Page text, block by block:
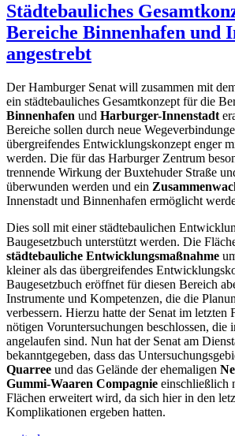
Städtebauliches
Bereiche Binnenhafen und
angestrebt
Der Hamburger Senat will zusammen mit
ein städtebauliches Gesamtkonzept für die
Binnenhafen und Harburger-Innenstadt
Bereiche sollen durch neue
übergreifendes Entwicklungskonzept enger
werden. Die für das Harburger Zentrum
trennende Wirkung der Buxtehuder Straße
überwunden werden und ein
Innenstadt und Binnenhafen ermöglicht
Dies soll mit einer städtebaulichen
Baugesetzbuch unterstützt werden. Die
städtebauliche Entwicklungsmaßnahme
kleiner als das übergreifendes
Baugesetzbuch eröffnet für diesen Bereich
Instrumente und Kompetenzen, die die
verbessern. Hierzu hatte der Senat im letzten
nötigen Voruntersuchungen beschlossen, die
angelaufen sind. Nun hat der Senat am
bekanntgegeben, dass das
Quarree und das Gelände der ehemaligen
Gummi-Waaren Compagnie einschließlich
Flächen erweitert wird, da sich hier in den
Komplikationen ergeben hatten.